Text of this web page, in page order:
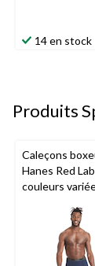
14 en stock
Produits
Caleçons
Hanes Red
couleurs